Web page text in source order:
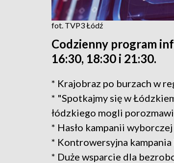
fot. TVP3 Łódź
Codzienny program
16:30, 18:30 i 21:30.
* Krajobraz po burzach w
* "Spotkajmy się w
łódzkiego mogli
* Hasło kampanii
* Kontrowersyjna
* Duże wsparcie dla